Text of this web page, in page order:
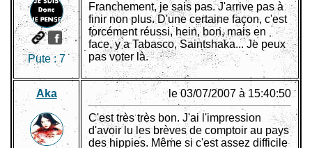
Pute :7
Franchement, je sais pas. J'arrive pas à
finir non plus. D'une certaine façon, c'est
forcément réussi, hein, bon, mais en
face, y a Tabasco, Saintshaka... Je peux
pas voter là.
Aka le 03/07/2007 à 15:40:50
C'est très très bon. J'ai l'impression
d'avoir lu les brèves de comptoir au pays
des hippies. Même si c'est assez difficile